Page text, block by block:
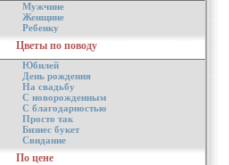
Мужчине
Женщине
Ребенку
Цветы по поводу
Юбилей
День рождения
На свадьбу
С новорожденным
С благодарностью
Просто так
Бизнес букет
Свидание
По цене